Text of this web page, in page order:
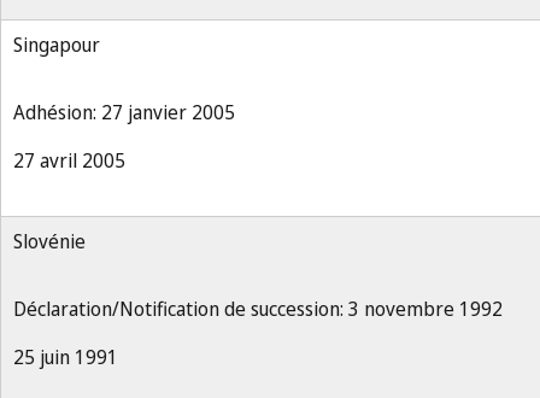
Singapour
Adhésion: 27 janvier 2005
27 avril 2005
Slovénie
Déclaration/Notification de succession: 3 novembre 1992
25 juin 1991